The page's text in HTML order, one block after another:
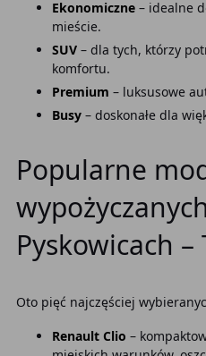
Ekonomiczne– idealne
mieście.
SUV– dla tych, którzy
komfortu.
Premium – luksusowe
Busy– doskonałe dla
Popularne
Pyskowicach –
Oto pięć najczęściej
Renault Clio –